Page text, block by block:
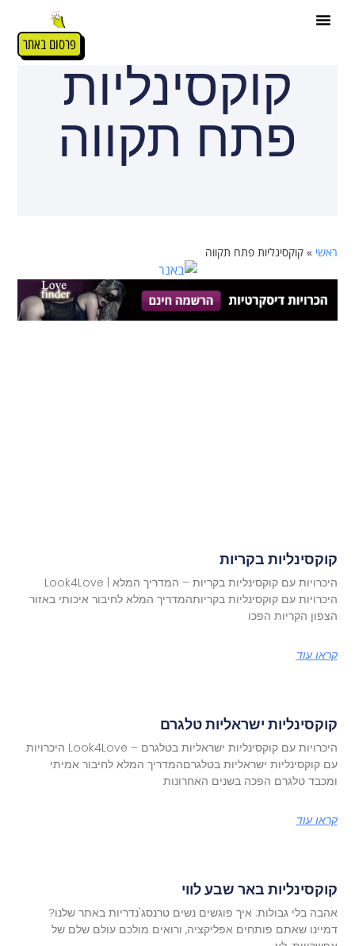
פרסום באתר
קוקסינליות
פתח תקווה
ראשי »קוקסינליות פתח תקווה
קוקסינליות בקריות
היכרויות עם קוקסינליות בקריות – המדריך המלא | Look4Love
היכרויות עם קוקסינליות בקריותהמדריך המלא לחיבור איכותי באזור
הצפון הקריות הפכו
קראו עוד
קוקסינליות ישראליות טלגרם
היכרויות עם קוקסינליות ישראליות בטלגרם – Look4Love היכרויות
עם קוקסינליות ישראליות בטלגרםהמדריך המלא לחיבור אמיתי
ומכבד טלגרם הפכה בשנים האחרונות
קראו עוד
קוקסינליות באר שבע לווי
אהבה בלי גבולות: איך פוגשים נשים טרנסג'נדריות באתר שלנו?
דמיינו שאתם פותחים אפליקציה, ורואים מולכם עולם שלם של